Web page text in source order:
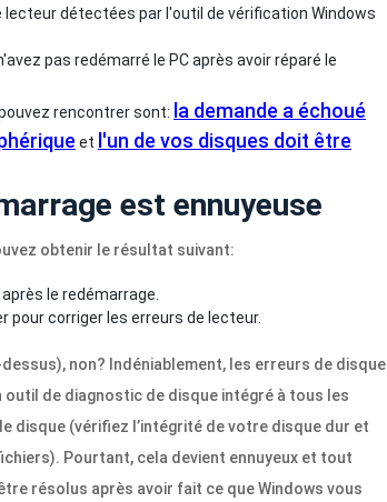
lecteur détectées par l'outil de vérification Windows
pas redémarré le PC après avoir réparé le
rencontrer sont: la demande a échoué
et l'un de vos disques doit être
est ennuyeuse
obtenir le résultat suivant:
le redémarrage.
pour corriger les erreurs de lecteur.
non? Indéniablement, les erreurs de disque
de diagnostic de disque intégré à tous les
disque (vérifiez l’intégrité de votre disque dur et
Pourtant, cela devient ennuyeux et tout
résolus après avoir fait ce que Windows vous